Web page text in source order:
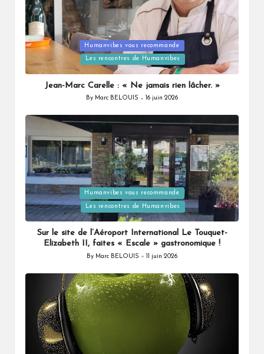
Posted
Humanvibes vous recommande
Les rencontres de Humanvibes
Jean-Marc Carelle : « Ne jamais rien lâcher. »
Posted
By Marc BELOUIS 16 juin 2026
Posted
in
Humanvibes vous recommande
Les rencontres de Humanvibes
Sur le site de l’Aéroport International Le Touquet-
Elizabeth II, faites « Escale » gastronomique !
Posted
By Marc BELOUIS 11 juin 2026